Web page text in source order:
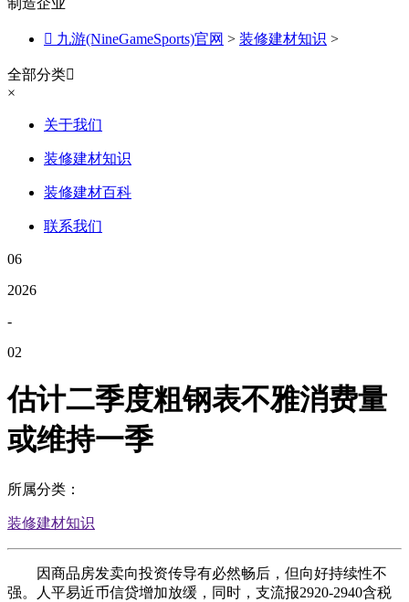
制造企业
 九游(NineGameSports)官网 > 装修建材知识 >
全部分类
×
关于我们
装修建材知识
装修建材百科
联系我们
06
2026
-
02
估计二季度粗钢表不雅消费量
或维持一季
所属分类：
装修建材知识
因商品房发卖向投资传导有必然畅后，但向好持续性不
强。人平易近币信贷增加放缓，同时，支流报2920-2940含税